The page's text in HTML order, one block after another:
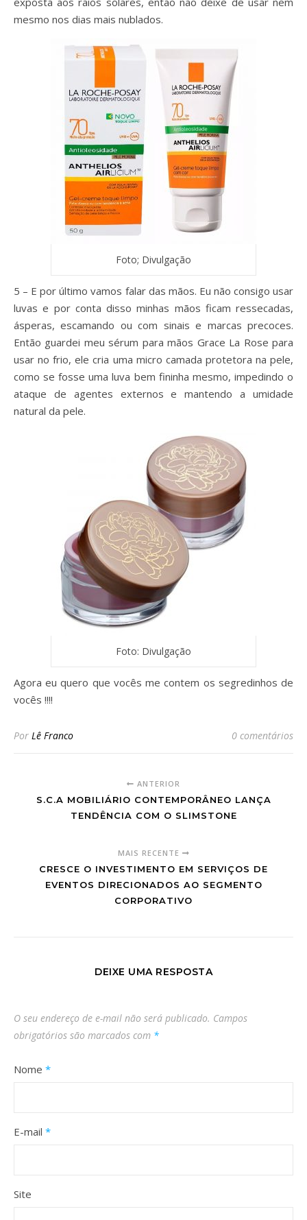
mesmo nos dias mais nublados.
Foto; Divulgação
5 – E por último vamos falar das mãos. Eu não consigo usar
luvas e por conta disso minhas mãos ficam ressecadas,
ásperas, escamando ou com sinais e marcas precoces.
Então guardei meu sérum para mãos Grace La Rose para
usar no frio, ele cria uma micro camada protetora na pele,
como se fosse uma luva bem fininha mesmo, impedindo o
ataque de agentes externos e mantendo a umidade
natural da pele.
Foto: Divulgação
Agora eu quero que vocês me contem os segredinhos de
vocês !!!!
Por Lê Franco 0 comentários
ANTERIOR
S.C.A MOBILIÁRIO CONTEMPORÂNEO LANÇA
TENDÊNCIA COM O SLIMSTONE
MAIS RECENTE
CRESCE O INVESTIMENTO EM SERVIÇOS DE
EVENTOS DIRECIONADOS AO SEGMENTO
CORPORATIVO
DEIXE UMA RESPOSTA
O seu endereço de e-mail não será publicado. Campos
obrigatórios são marcados com *
Nome *
E-mail *
Site